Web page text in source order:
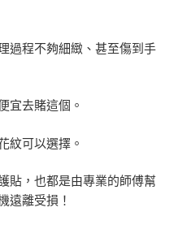
過程不夠細緻、甚至傷到手
宜去賭這個。
紋可以選擇。
貼，也都是由專業的師傅幫
遠離受損！